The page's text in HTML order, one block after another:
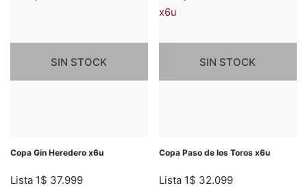
SIN STOCK
Copa Gin Heredero x6u
Lista 1$ 37.999
SIN STOCK
Copa Paso de los Toros x6u
Lista 1$ 32.099